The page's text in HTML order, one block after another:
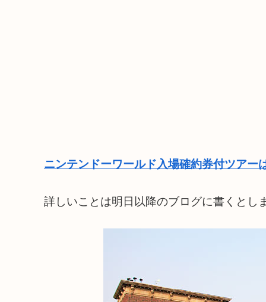
ニンテンドーワールド入場確約券付ツアー
詳しいことは明日以降のブログに書くとし